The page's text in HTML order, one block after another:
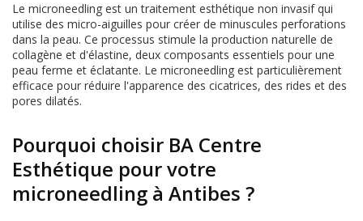
Le microneedling est un traitement esthétique non invasif qui
utilise des micro-aiguilles pour créer de minuscules perforations
dans la peau. Ce processus stimule la production naturelle de
collagène et d'élastine, deux composants essentiels pour une
peau ferme et éclatante. Le microneedling est particulièrement
efficace pour réduire l'apparence des cicatrices, des rides et des
pores dilatés.
Pourquoi choisir BA Centre
Esthétique pour votre
microneedling à Antibes ?